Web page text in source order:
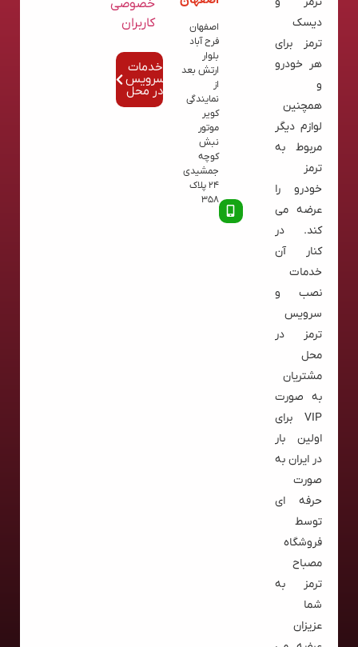
دیسک
ترمز برای
هر خودرو
و
همچنین
لوازم دیگر
مربوط به
ترمز
خودرو را
عرضه می
کند. در
کنار آن
خدمات
نصب و
سرویس
ترمز در
محل
مشتریان
به صورت
VIP برای
اولین بار
در ایران به
صورت
حرفه ای
توسط
فروشگاه
مصباح
ترمز به
شما
عزیزان
اصفهان
فرح آباد
بلوار
ارتش بعد
از
نمایندگی
کویر
موتور
نبش
کوچه
جمشیدی
24 پلاک
358
خصوصی
کاربران
خدمات
سرویس
در محل